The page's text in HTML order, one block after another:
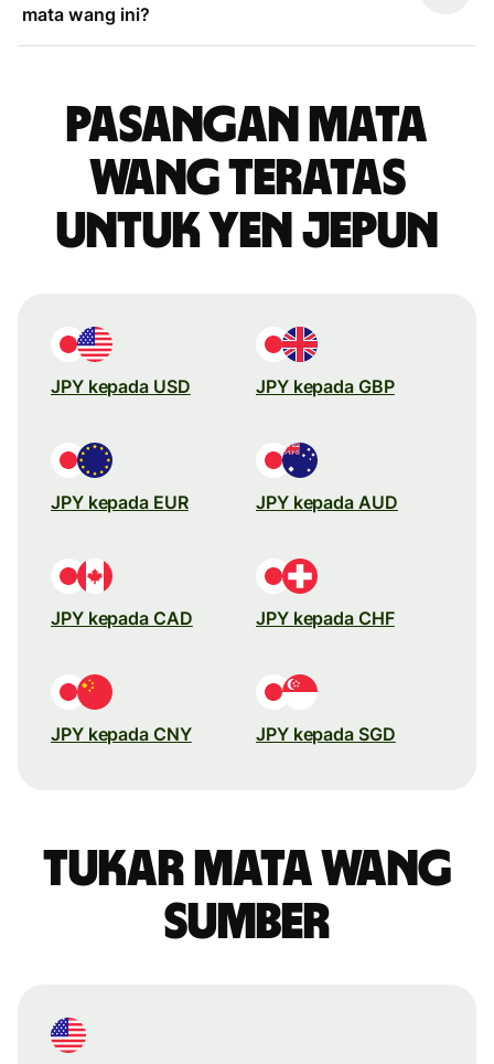
mata wang ini?
Pasangan mata
wang teratas
untuk yen Jepun
JPY kepada USD JPY kepada GBP
JPY kepada EUR JPY kepada AUD
JPY kepada CAD JPY kepada CHF
JPY kepada CNY JPY kepada SGD
Tukar mata wang
sumber